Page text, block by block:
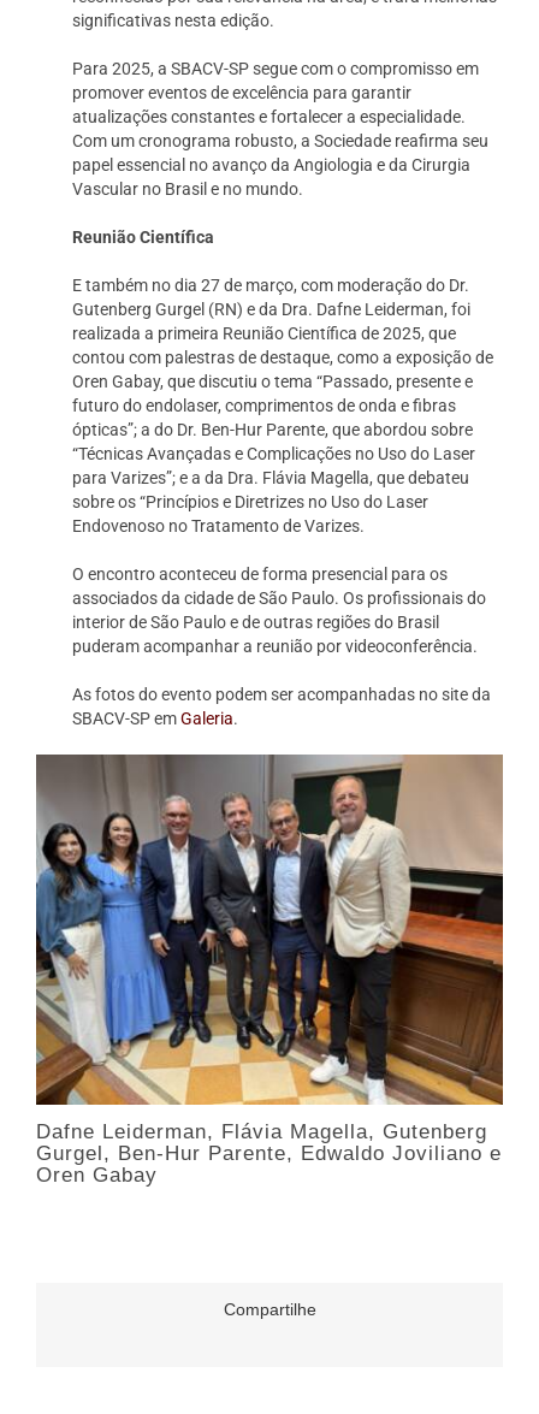
significativas nesta edição.
Para 2025, a SBACV-SP segue com o compromisso em
promover eventos de excelência para garantir
atualizações constantes e fortalecer a especialidade.
Com um cronograma robusto, a Sociedade reafirma seu
papel essencial no avanço da Angiologia e da Cirurgia
Vascular no Brasil e no mundo.
Reunião Científica
E também no dia 27 de março, com moderação do Dr.
Gutenberg Gurgel (RN) e da Dra. Dafne Leiderman, foi
realizada a primeira Reunião Científica de 2025, que
contou com palestras de destaque, como a exposição de
Oren Gabay, que discutiu o tema “Passado, presente e
futuro do endolaser, comprimentos de onda e fibras
ópticas”; a do Dr. Ben-Hur Parente, que abordou sobre
“Técnicas Avançadas e Complicações no Uso do Laser
para Varizes”; e a da Dra. Flávia Magella, que debateu
sobre os “Princípios e Diretrizes no Uso do Laser
Endovenoso no Tratamento de Varizes.
O encontro aconteceu de forma presencial para os
associados da cidade de São Paulo. Os profissionais do
interior de São Paulo e de outras regiões do Brasil
puderam acompanhar a reunião por videoconferência.
As fotos do evento podem ser acompanhadas no site da
SBACV-SP emGaleria.
Dafne Leiderman, Flávia Magella, Gutenberg
Gurgel, Ben-Hur Parente, Edwaldo Joviliano e
Oren Gabay
Compartilhe